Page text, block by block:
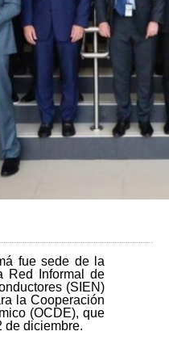
fue sede de la
Red Informal de
(SIEN)
la Cooperación
(OCDE), que
de diciembre.